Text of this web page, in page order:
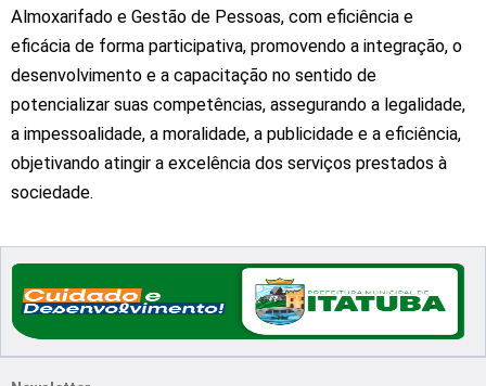
Almoxarifado e Gestão de Pessoas, com eficiência e
eficácia de forma participativa, promovendo a integração, o
desenvolvimento e a capacitação no sentido de
potencializar suas competências, assegurando a legalidade,
a impessoalidade, a moralidade, a publicidade e a eficiência,
objetivando atingir a excelência dos serviços prestados à
sociedade.